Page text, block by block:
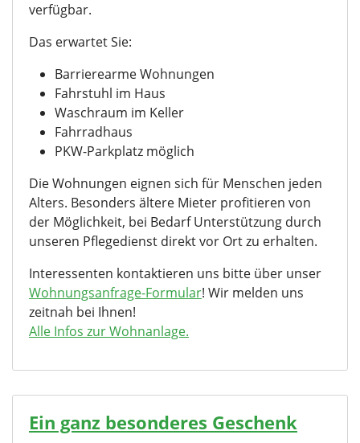
verfügbar.
Das erwartet Sie:
Barrierearme Wohnungen
Fahrstuhl im Haus
Waschraum im Keller
Fahrradhaus
PKW-Parkplatz möglich
Die Wohnungen eignen sich für Menschen jeden
Alters. Besonders ältere Mieter profitieren von
der Möglichkeit, bei Bedarf Unterstützung durch
unseren Pflegedienst direkt vor Ort zu erhalten.
Interessenten kontaktieren uns bitte über unser
Wohnungsanfrage-Formular! Wir melden uns
zeitnah bei Ihnen!
Alle Infos zur Wohnanlage.
Ein ganz besonderes Geschenk